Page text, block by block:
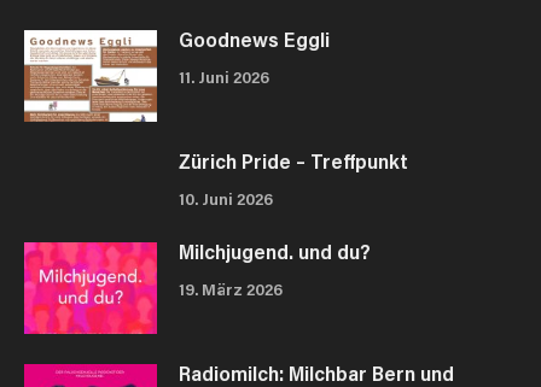
Goodnews Eggli
11. Juni 2026
Zürich Pride – Treffpunkt
10. Juni 2026
Milchjugend. und du?
19. März 2026
Radiomilch: Milchbar Bern und